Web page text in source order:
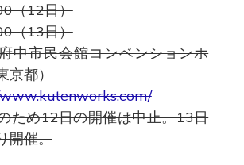
（12日）
（13日）
中市民会館コンベンションホ
京都）
ため12日の開催は中止。13日
開催。